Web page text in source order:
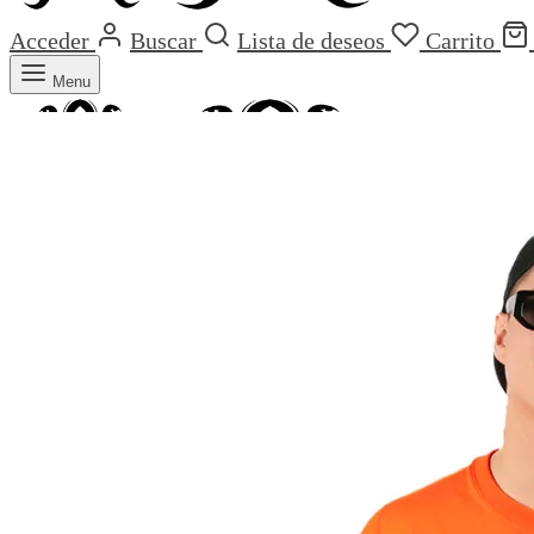
Acceder Buscar Lista de deseos Carrito
Menu